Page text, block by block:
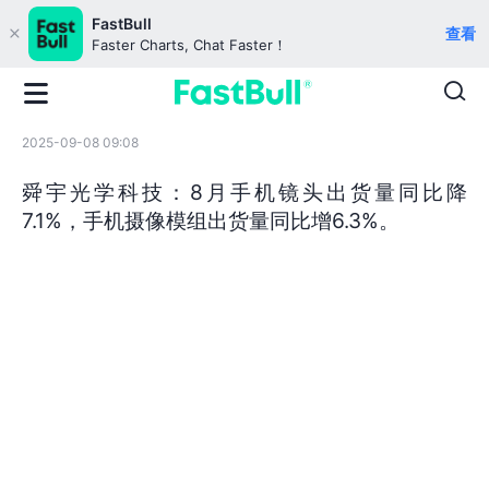
FastBull
Faster Charts, Chat Faster！
查看
2025-09-08 09:08
舜宇光学科技：8月手机镜头出货量同比降
7.1%，手机摄像模组出货量同比增6.3%。